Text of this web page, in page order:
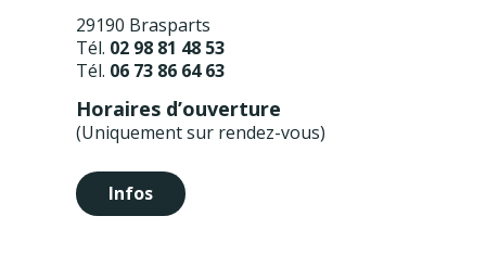
29190 Brasparts
Tél. 02 98 81 48 53
Tél. 06 73 86 64 63
Horaires d’ouverture
(Uniquement sur rendez-vous)
Infos